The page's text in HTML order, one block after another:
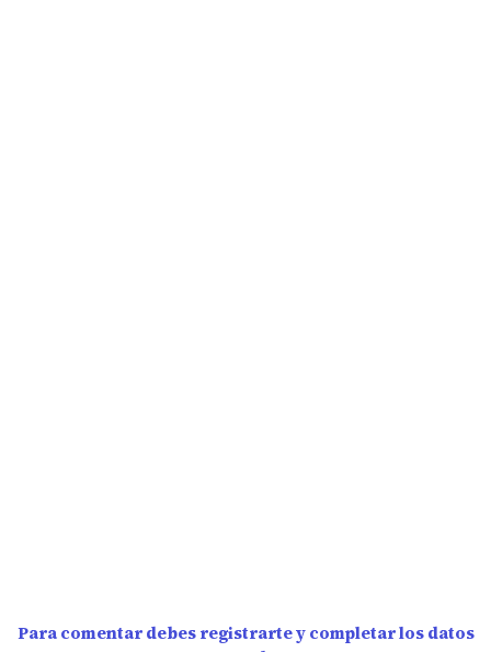
Para comentar debes registrarte y completar los datos